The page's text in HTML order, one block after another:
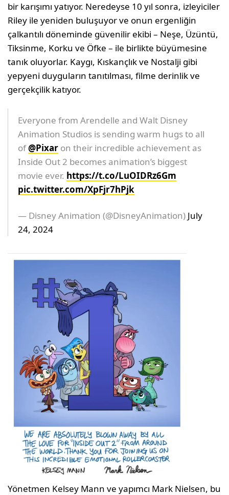
bir karışımı yatıyor. Neredeyse 10 yıl sonra, izleyiciler
Riley ile yeniden buluşuyor ve onun ergenliğin
çalkantılı döneminde güvenilir ekibi – Neşe, Üzüntü,
Tiksinme, Korku ve Öfke – ile birlikte büyümesine
tanık oluyorlar. Kaygı, Kıskançlık ve Nostalji gibi
yepyeni duyguların tanıtılması, filme derinlik ve
gerçekçilik katıyor.
Everyone from Arendelle and Walt Disney
Animation Studios is sending warm hugs to all
of@Pixar on their incredible achievement as
Inside Out 2 becomes animation’s biggest
movie ever. https://t.co/LuOIDRz6Gm
pic.twitter.com/XpFjr7hPjk
— Disney Animation (@DisneyAnimation) July
24, 2024
Yönetmen Kelsey Mann ve yapımcı Mark Nielsen, bu